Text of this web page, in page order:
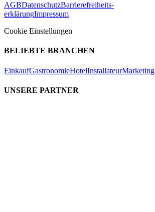
AGBDatenschutzBarrierefreiheits-
erklärungImpressum
Cookie Einstellungen
BELIEBTE BRANCHEN
EinkaufGastronomieHotelInstallateurMarketing
UNSERE PARTNER